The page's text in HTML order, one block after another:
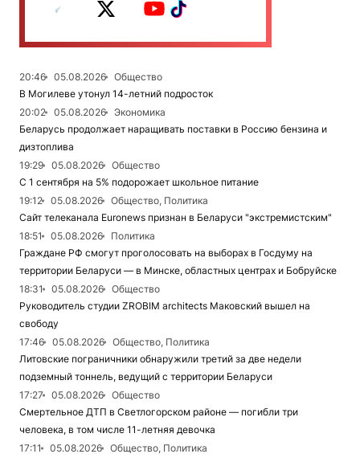
20:46 05.08.2026
Общество
В Могилеве утонул 14-летний подросток
20:02
05.08.2026
Экономика
Беларусь продолжает наращивать поставки в Россию бензина и
дизтоплива
19:29
05.08.2026
Общество
С 1 сентября на 5% подорожает школьное питание
19:12
05.08.2026
Общество, Политика
Сайт телеканала Euronews признан в Беларуси "экстремистским"
18:51
05.08.2026
Политика
Граждане РФ смогут проголосовать на выборах в Госдуму на
территории Беларуси — в Минске, областных центрах и Бобруйске
18:31
05.08.2026
Общество
Руководитель студии ZROBIM architects Маковский вышел на
свободу
17:46
05.08.2026
Общество, Политика
Литовские пограничники обнаружили третий за две недели
подземный тоннель, ведущий с территории Беларуси
17:27
05.08.2026
Общество
Смертельное ДТП в Светлогорском районе — погибли три
человека, в том числе 11-летняя девочка
17:11
05.08.2026
Общество, Политика